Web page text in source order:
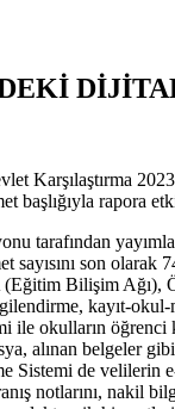
Karşılaştırma
başlığıyla rapora
tarafından
son olarak
Bilişim Ağı),
kayıt-
okulların öğrenci
alınan belgeler
de velilerin
notlarını, nakil